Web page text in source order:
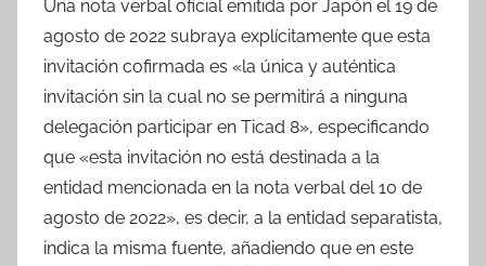
Una nota verbal oficial emitida por Japón el 19 de
agosto de 2022 subraya explícitamente que esta
invitación cofirmada es «la única y auténtica
invitación sin la cual no se permitirá a ninguna
delegación participar en Ticad 8», especificando
que «esta invitación no está destinada a la
entidad mencionada en la nota verbal del 10 de
agosto de 2022», es decir, a la entidad separatista,
indica la misma fuente, añadiendo que en este